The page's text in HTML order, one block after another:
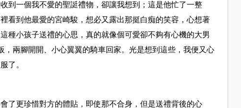
到一個我不愛的聖誔禮物，卻讓我想到；這是他忙了一整
看到他最愛的宮崎駿，想必又露出那挺白痴的笑容，心想著
種小孩子送禮的心思，真的就像個可愛卻不夠有心機的大男
，兩腳開開、小心翼翼的騎車回家。光是想到這些，我便又心
了。
了更珍惜對方的體貼，即使那不合身，但是送禮背後的心